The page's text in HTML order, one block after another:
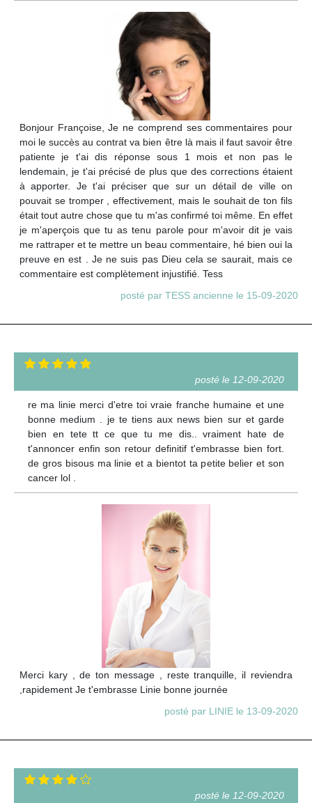
Bonjour Françoise, Je ne comprend ses commentaires pour
moi le succès au contrat va bien être là mais il faut savoir être
patiente je t'ai dis réponse sous 1 mois et non pas le
lendemain, je t'ai précisé de plus que des corrections étaient
à apporter. Je t'ai préciser que sur un détail de ville on
pouvait se tromper , effectivement, mais le souhait de ton fils
était tout autre chose que tu m'as confirmé toi même. En effet
je m'aperçois que tu as tenu parole pour m'avoir dit je vais
me rattraper et te mettre un beau commentaire, hé bien oui la
preuve en est . Je ne suis pas Dieu cela se saurait, mais ce
commentaire est complètement injustifié. Tess
posté par TESS ancienne le 15-09-2020
posté le 12-09-2020
re ma linie merci d'etre toi vraie franche humaine et une
bonne medium . je te tiens aux news bien sur et garde
bien en tete tt ce que tu me dis.. vraiment hate de
t'annoncer enfin son retour definitif t'embrasse bien fort.
de gros bisous ma linie et a bientot ta petite belier et son
cancer lol .
Merci kary , de ton message , reste tranquille, il reviendra
,rapidement Je t'embrasse Linie bonne journée
posté par LINIE le 13-09-2020
posté le 12-09-2020